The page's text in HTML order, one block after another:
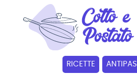
RICETTE